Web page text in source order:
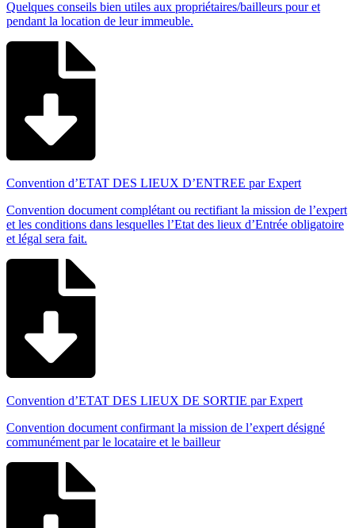
Quelques conseils bien utiles aux propriétaires/bailleurs pour et
pendant la location de leur immeuble.
Convention d’ETAT DES LIEUX D’ENTREE par Expert
Convention document complétant ou rectifiant la mission de l’expert
et les conditions dans lesquelles l’Etat des lieux d’Entrée obligatoire
et légal sera fait.
Convention d’ETAT DES LIEUX DE SORTIE par Expert
Convention document confirmant la mission de l’expert désigné
communément par le locataire et le bailleur